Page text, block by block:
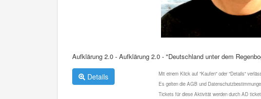
Aufklärung 2.0 - Aufklärung 2.0 - "Deutschland unter dem
Details
Mit einem Klick auf "Kaufen" oder "Details"
Es gelten die AGB und
Tickets für diese Aktivität werden durch AD